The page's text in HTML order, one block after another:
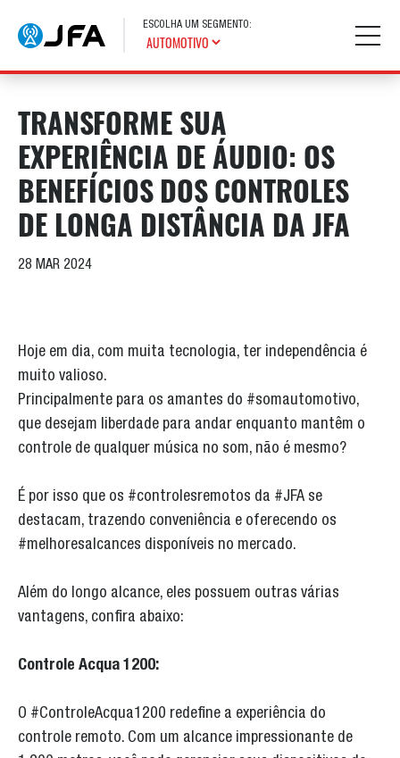
ESCOLHA UM SEGMENTO:
TRANSFORME SUA
EXPERIÊNCIA DE ÁUDIO: OS
BENEFÍCIOS DOS CONTROLES
DE LONGA DISTÂNCIA DA JFA
28 MAR 2024
Hoje em dia, com muita tecnologia, ter independência é
muito valioso.
Principalmente para os amantes do #somautomotivo,
que desejam liberdade para andar enquanto mantêm o
controle de qualquer música no som, não é mesmo?
É por isso que os #controlesremotos da #JFA se
destacam, trazendo conveniência e oferecendo os
#melhoresalcances disponíveis no mercado.
Além do longo alcance, eles possuem outras várias
vantagens, confira abaixo:
Controle Acqua 1200:
O #ControleAcqua1200 redefine a experiência do
controle remoto. Com um alcance impressionante de